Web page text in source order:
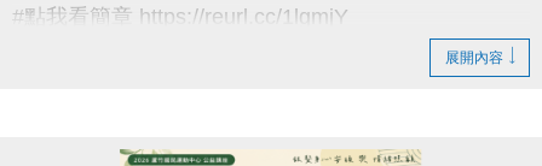
#點我看簡章 https://reurl.cc/1lgmjY
▶ 標示【 * 】請自備瑜珈墊。
展開內容